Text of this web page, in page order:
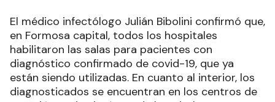
El médico infectólogo Julián Bibolini confirmó que,
en Formosa capital, todos los hospitales
habilitaron las salas para pacientes con
diagnóstico confirmado de covid-19, que ya
están siendo utilizadas. En cuanto al interior, los
diagnosticados se encuentran en los centros de